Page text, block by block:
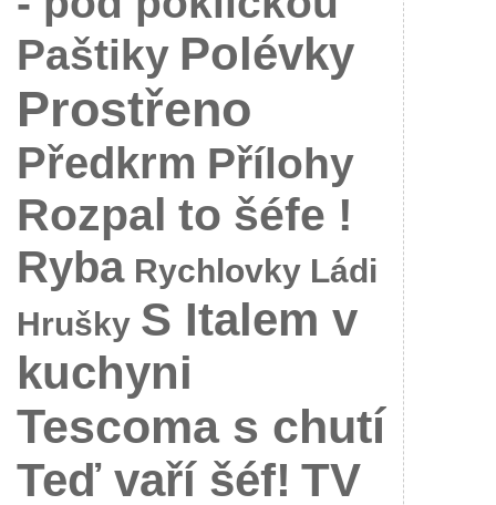
Paštiky Polévky
Prostřeno
Předkrm Přílohy
Rozpal to šéfe !
Ryba Rychlovky Ládi
Hrušky S Italem v
kuchyni
Tescoma s chutí
Teď vaří šéf! TV